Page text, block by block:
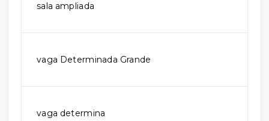
sala ampliada
vaga Determinada Grande
vaga determina